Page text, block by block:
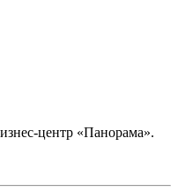
центр «Панорама».